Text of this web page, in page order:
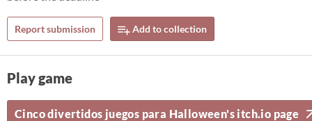
Report submission Add to collection
Play game
Cinco divertidos juegos para Halloween's itch.io page